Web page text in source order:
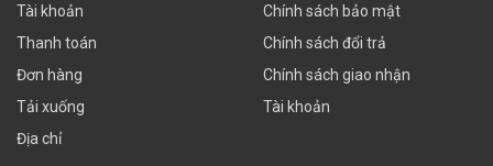
Tài khoản
Thanh toán
Đơn hàng
Tải xuống
Địa chỉ
Chính sách bảo mật
Chính sách đổi trả
Chính sách giao nhận
Tài khoản